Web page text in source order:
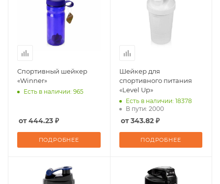
Спортивный шейкер
«Winner»
Есть в наличии: 965
от 444.23 ₽
ПОДРОБНЕЕ
Шейкер для
спортивного питания
«Level Up»
Есть в наличии: 18378
В пути: 2000
от 343.82 ₽
ПОДРОБНЕЕ